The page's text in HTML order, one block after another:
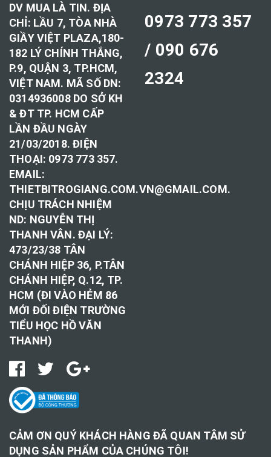
DV MUA LÀ TIN. ĐỊA
CHỈ: LẦU 7, TÒA NHÀ
GIẦY VIỆT PLAZA,180-
182 LÝ CHÍNH THẮNG,
P.9, QUẬN 3, TP.HCM,
VIỆT NAM. MÃ SỐ DN:
0314936008 DO SỞ KH
& ĐT TP. HCM CẤP
LẦN ĐẦU NGÀY
21/03/2018. ĐIỆN
THOẠI: 0973 773 357.
EMAIL:
THIETBITROGIANG.COM.VN@GMAIL.COM.
CHỊU TRÁCH NHIỆM
ND: NGUYỄN THỊ
THANH VÂN. ĐẠI LÝ:
473/23/38 TÂN
CHÁNH HIỆP 36, P.TÂN
CHÁNH HIỆP, Q.12, TP.
HCM (ĐI VÀO HẺM 86
MỚI ĐỐI ĐIỆN TRƯỜNG
TIỂU HỌC HỒ VĂN
THANH)
0973 773 357
/ 090 676
2324
CẢM ƠN QUÝ KHÁCH HÀNG ĐÃ QUAN TÂM SỬ
DỤNG SẢN PHẨM CỦA CHÚNG TÔI!